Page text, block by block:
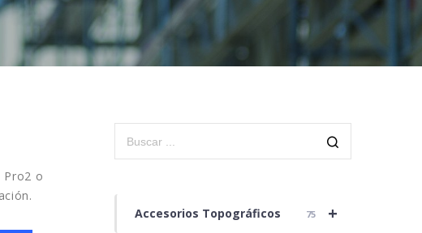
Pro2 o
+
Accesorios Topográficos 75